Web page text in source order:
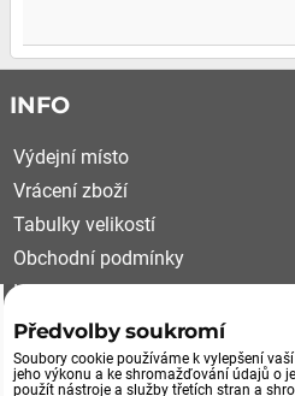
INFO
Výdejní místo
Vrácení zboží
Tabulky velikostí
Obchodní podmínky
Kariéra
Reklamační řád
VÝDEJNÍ MÍSTO,
Předvolby soukromí
Soubory cookie používáme k vylepšení
jeho výkonu a ke shromažďování údajů o
použít nástroje a služby třetích stran a